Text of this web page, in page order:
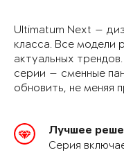
Ultimatum Next —
класса. Все модели
актуальных
серии — сменные
обновить, не меняя
Лучшее
Серия